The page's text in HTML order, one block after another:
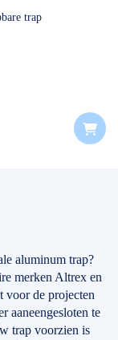
trap
aluminum trap?
merken Altrex en
voor de projecten
aaneengesloten te
trap voorzien is